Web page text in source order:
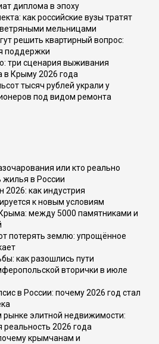
диплома в эпоху
как российские вузы тратят
мельницами
решить квартирный вопрос:
поддержки
три сценария выживания
в Крыму 2026 года
тысяч рублей украли у
под видом ремонта
или кто реально
жилья в России
2026: как индустрия
к новым условиям
между 5000 памятниками и
потерять землю: упрощённое
как разошлись пути
вторички в июле
в России: почему 2026 год стал
рынке элитной недвижимости:
реальность 2026 года
крымчанам и